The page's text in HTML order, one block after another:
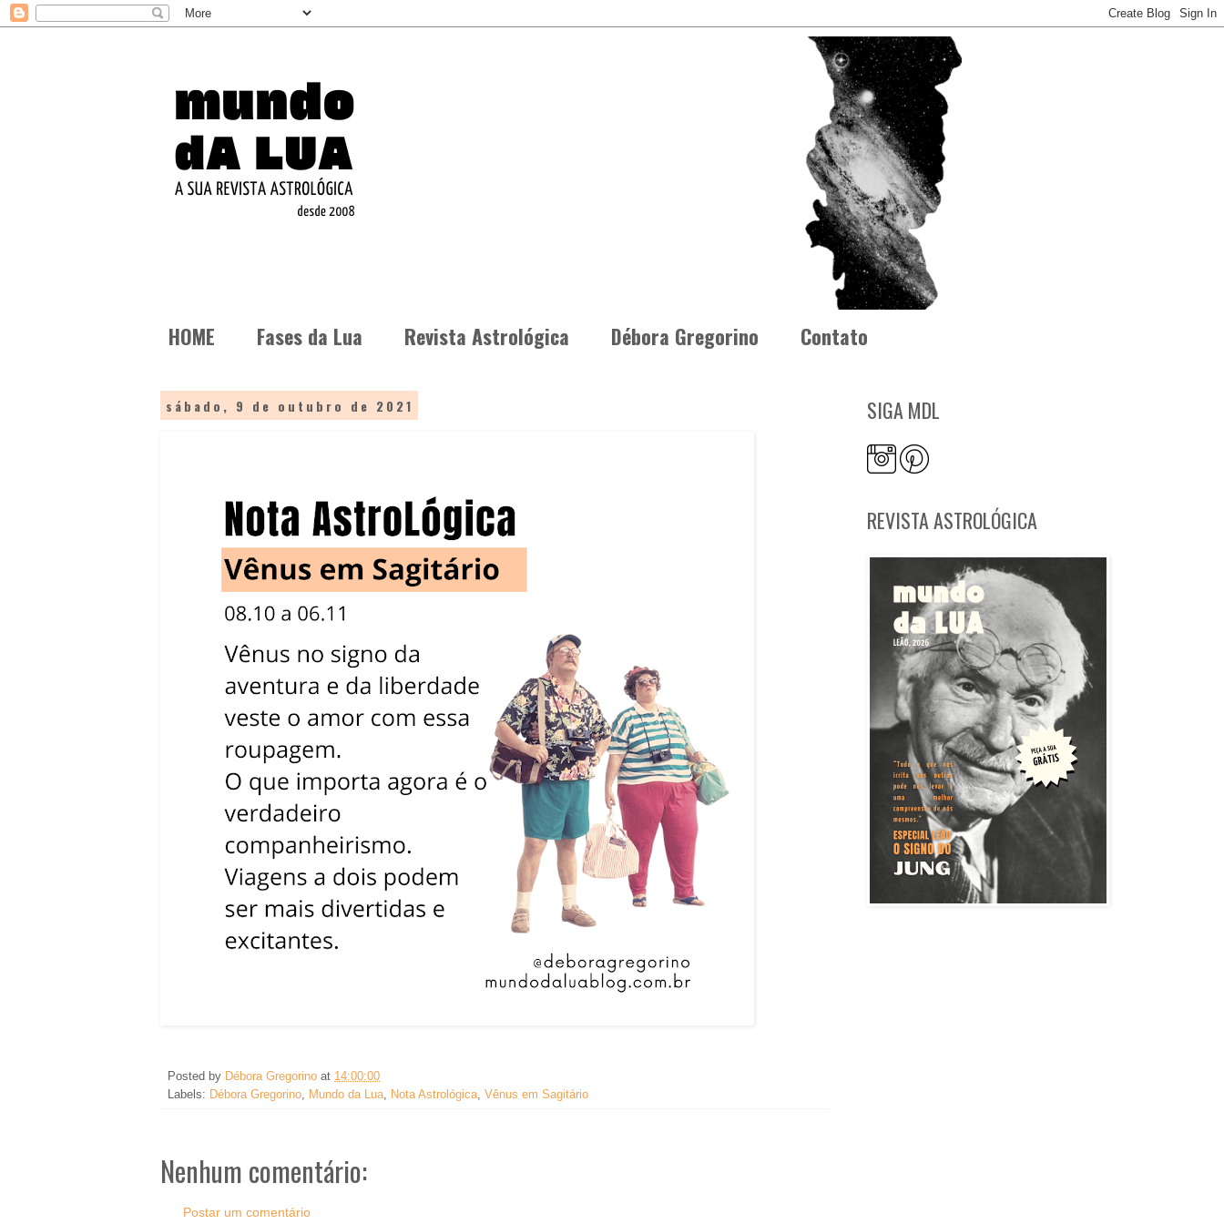
HOME Fases da Lua Revista Astrológica Débora Gregorino Contato
sábado, 9 de outubro de 2021
Posted by Débora Gregorino at 14:00:00
Labels: Débora Gregorino Mundo da Lua Nota Astrológica Vênus em Sagitário
Nenhum comentário:
Postar um comentário
SIGA MDL
REVISTA ASTROLÓGICA